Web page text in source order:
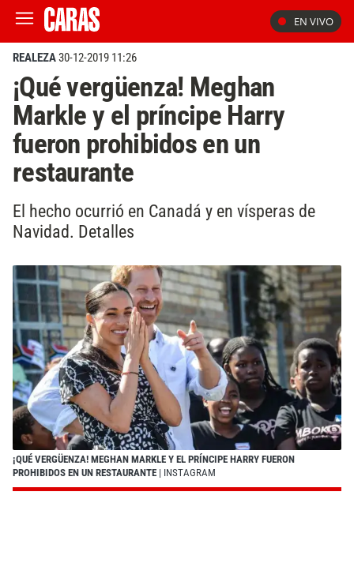
EN VIVO
REALEZA30-12-2019 11:26
¡Qué vergüenza! Meghan
Markle y el príncipe Harry
fueron prohibidos en un
restaurante
El hecho ocurrió en Canadá y en vísperas de
Navidad. Detalles
¡QUÉ VERGÜENZA! MEGHAN MARKLE Y EL PRÍNCIPE HARRY FUERON
PROHIBIDOS EN UN RESTAURANTE | INSTAGRAM